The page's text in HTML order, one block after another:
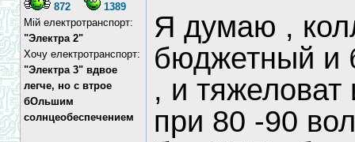
872
1389
Мій електротранспорт:
"Электра 2"
Хочу електротранспорт:
"Электра 3" вдвое
легче, но с втрое
бОльшим
солнцеобеспечением
Я думаю ,
бюджетный и
, и тяжеловат
при 80 -90